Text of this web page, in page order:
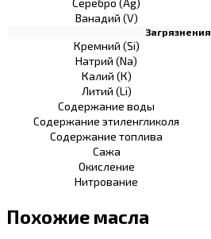
Ванадий (V)
Загрязнения
Кремний (Si)
Натрий (Na)
Калий (К)
Литий (Li)
Содержание воды
Содержание этиленгликоля
Содержание топлива
Сажа
Окисление
Нитрование
Похожие масла